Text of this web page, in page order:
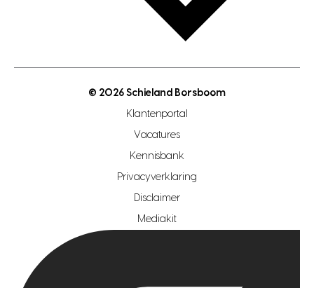
gratis zoekprofiel aanmaken
open woningwaarde dag
makelaar regio zoetermeer
hypotheekshop regio den haag
hypotheekshop regio rotterdam
© 2026 Schieland Borsboom
Klantenportal
Vacatures
Kennisbank
Privacyverklaring
Disclaimer
Mediakit